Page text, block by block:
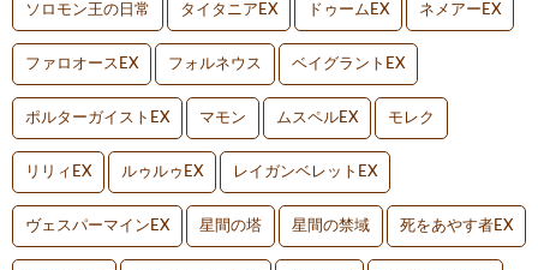
ソロモン王の日常 タイタニアEX ドゥームEX ネメアーEX
ファロオースEX フォルネウス ベイグラントEX
ポルターガイストEX マモン ムスペルEX モレク
リリィEX ルゥルゥEX レイガンベレットEX
ヴェスパーマインEX 星間の塔 星間の禁域 死をあやす者EX